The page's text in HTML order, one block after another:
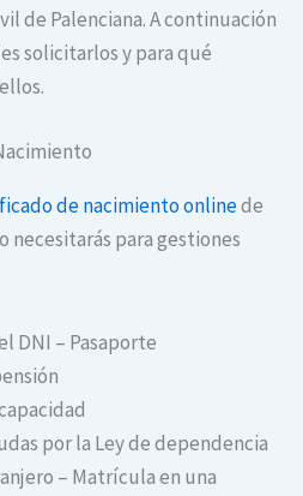
de Palenciana. A continuación
solicitarlos y para qué
de nacimiento onlinede
necesitarás para gestiones
DNI – Pasaporte
por la Ley de dependencia
– Matrícula en una